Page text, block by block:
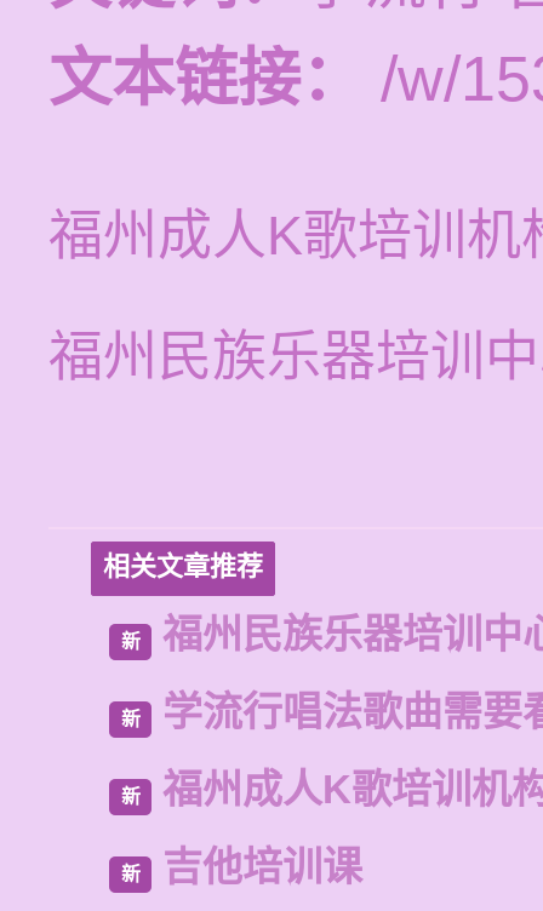
文本链接：
/w/
福州成人K歌培训机
福州民族乐器培训
相关文章推荐
新 福州民族乐器培训中
新 学流行唱法歌曲需要
新 福州成人K歌培训机
新 吉他培训课